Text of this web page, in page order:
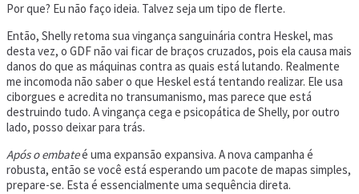
Por que? Eu não faço ideia. Talvez seja um tipo de flerte.
Então, Shelly retoma sua vingança sanguinária contra Heskel, mas
desta vez, o GDF não vai ficar de braços cruzados, pois ela causa mais
danos do que as máquinas contra as quais está lutando. Realmente
me incomoda não saber o que Heskel está tentando realizar. Ele usa
ciborgues e acredita no transumanismo, mas parece que está
destruindo tudo. A vingança cega e psicopática de Shelly, por outro
lado, posso deixar para trás.
Após o embateé uma expansão expansiva. A nova campanha é
robusta, então se você está esperando um pacote de mapas simples,
prepare-se. Esta é essencialmente uma sequência direta.